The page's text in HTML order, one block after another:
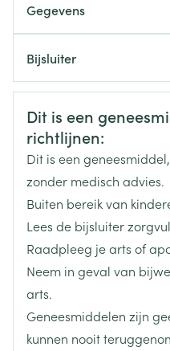
Gegevens
Organisaties Viatris
Merken
Breedte 80 mm
Lengte
Diepte 28 mm
Ingrediënten
Bijsluiter
Nederlands
Dit is een
richtlijnen:
Dit is een
zonder medisch advies.
Buiten bereik van
Lees de bijsluiter
Raadpleeg je arts of
Neem in geval van
arts.
Geneesmiddelen zijn
kunnen nooit